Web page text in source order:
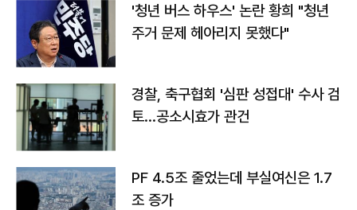
'청년 버스 하우스' 논란 황희 "청년
주거 문제 헤아리지 못했다"
경찰, 축구협회 '심판 성접대' 수사 검
토…공소시효가 관건
PF 4.5조 줄었는데 부실여신은 1.7
조 증가